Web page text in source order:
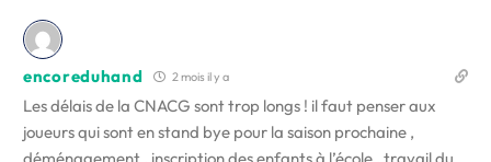
encoreduhand 2 mois il y a
Les délais de la CNACG sont trop longs ! il faut penser aux
joueurs qui sont en stand bye pour la saison prochaine ,